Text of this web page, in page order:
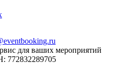
для ваших мероприятий